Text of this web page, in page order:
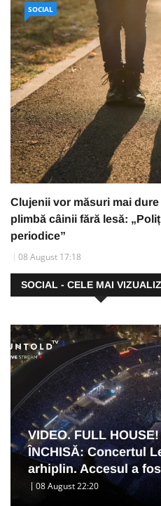
SOCIAL
Clujenii vor măsuri mai
plimbă câinii fără lesă:
periodice”
08 August 17:18
SOCIAL - CELE MAI
VIDEO. FULL
ÎNCHISĂ: Concertul
arhiplin. Accesul a
08 August 22:20